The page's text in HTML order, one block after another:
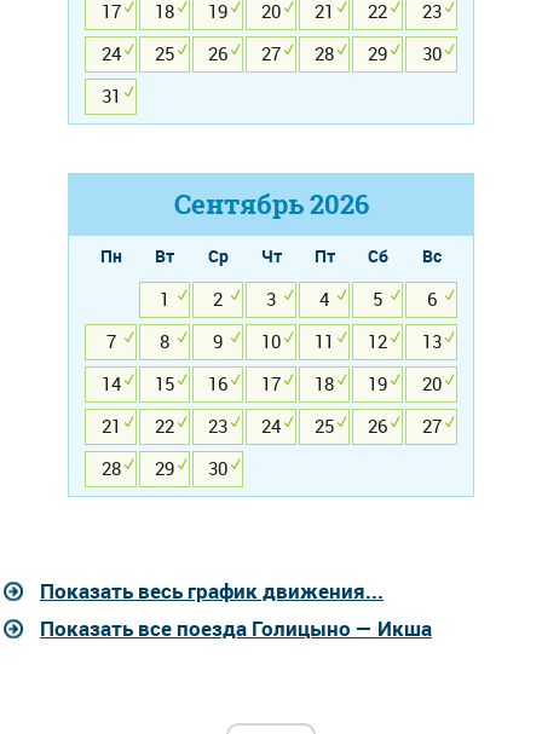
17
18 19 20 21 22
23
24
25 26 27 28 29
30
31
Сентябрь2026
Пн Вт Ср Чт Пт Сб
Вс
1
2 3 4 5
6
7
8 9 10 11 12
13
14
15 16 17 18 19
20
21
22 23 24 25 26
27
28
29 30
Показать весь график движения...
Показать все поезда Голицыно — Икша